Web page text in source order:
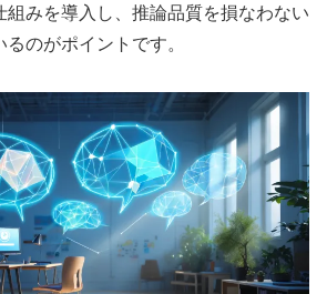
組みを導入し、推論品質を損なわない
のがポイントです。